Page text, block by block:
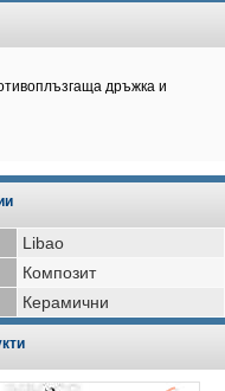
дръжка и
Libao
Композит
Керамични